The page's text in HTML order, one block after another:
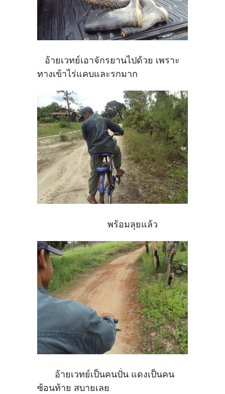
อ้ายเวทย์เอาจักรยานไปด้วย เพราะ
ทางเข้าไร่แคบและรกมาก
พร้อมลุยแล้ว
อ้ายเวทย์เป็นคนปั่น แดงเป็นคน
ซ้อนท้าย สบายเลย